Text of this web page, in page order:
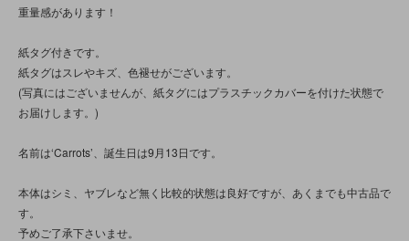
重量感があります！
紙タグ付きです。
紙タグはスレやキズ、色褪せがございます。
(写真にはございませんが、紙タグにはプラスチックカバーを付けた状態で
お届けします。)
名前は‘Carrots’、誕生日は9月13日です。
本体はシミ、ヤブレなど無く比較的状態は良好ですが、あくまでも中古品で
す。
予めご了承下さいませ。